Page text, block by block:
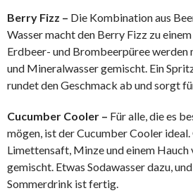
Berry Fizz – Die Kombination aus
Wasser macht den Berry Fizz zu
Erdbeer- und Brombeerpüree
und Mineralwasser gemischt. Ein
rundet den Geschmack ab und sorgt
Cucumber Cooler – Für alle, die es
mögen, ist der Cucumber Cooler
Limettensaft, Minze und einem
gemischt. Etwas Sodawasser dazu,
Sommerdrink ist fertig.